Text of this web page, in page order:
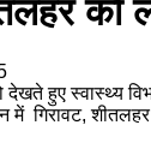
को
हुए स्वास्थ्य
में गिरावट,